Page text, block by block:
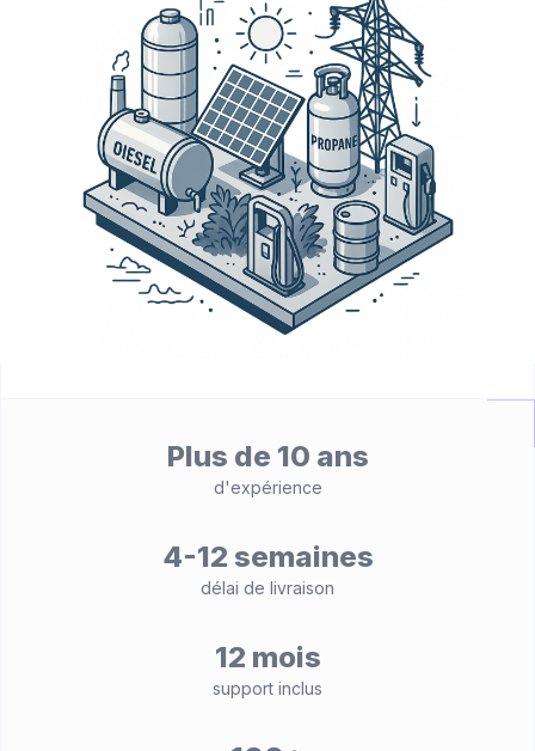
Plus de 10 ans
d'expérience
4-12 semaines
délai de livraison
12 mois
support inclus